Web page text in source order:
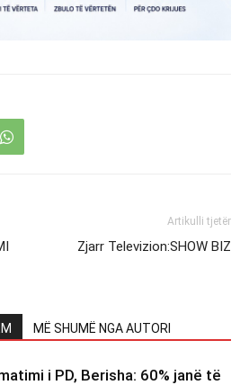
Artikulli tjetër
Zjarr Televizion:SHOW BIZ
MË SHUMË NGA AUTORI
i PD, Berisha: 60% janë të